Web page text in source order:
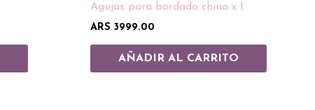
Agujas para bordado chino x 1
ARS 3999.00
AÑADIR AL CARRITO